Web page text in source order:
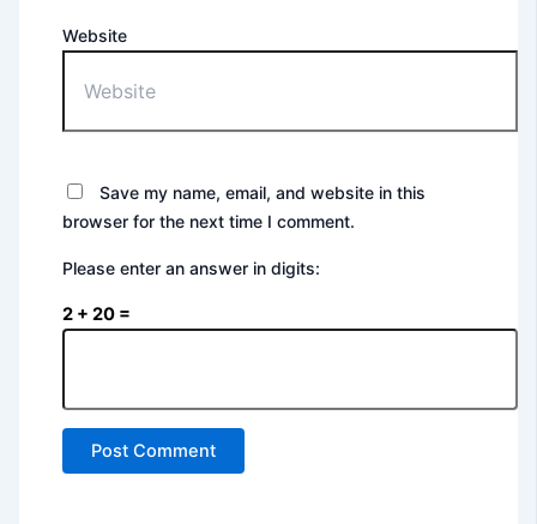
Website
Save my name, email, and website in this
browser for the next time I comment.
Please enter an answer in digits:
2 + 20 =